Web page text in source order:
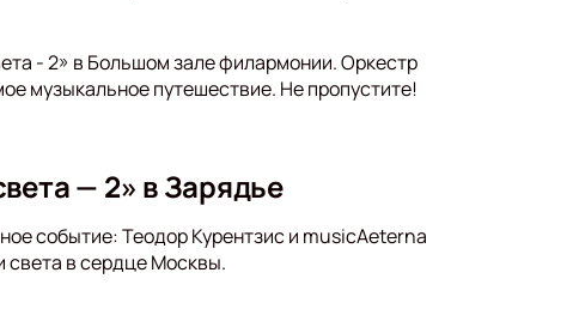
- 2» в Большом зале филармонии. Оркестр
музыкальное путешествие. Не пропустите!
— 2» в Зарядье
событие: Теодор Курентзис и musicAeterna
в сердце Москвы.